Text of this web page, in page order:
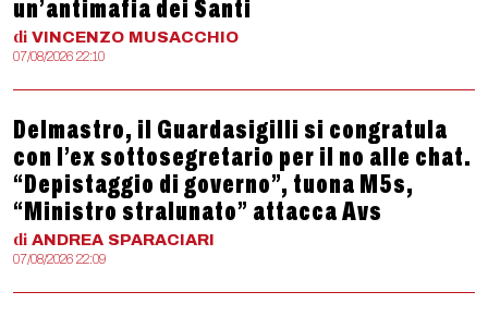
un’antimafia dei Santi
di VINCENZO MUSACCHIO
07/08/2026 22:10
Delmastro, il Guardasigilli si congratula
con l’ex sottosegretario per il no alle chat.
“Depistaggio di governo”, tuona M5s,
“Ministro stralunato” attacca Avs
di ANDREA SPARACIARI
07/08/2026 22:09